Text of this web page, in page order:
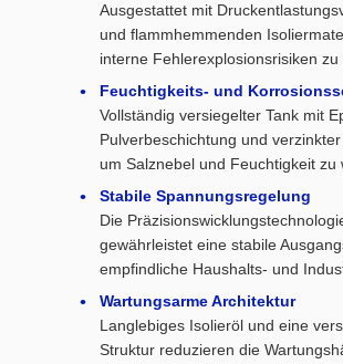
Ausgestattet mit
und flammhemmenden
interne Fehlerexplosionsrisiken
Feuchtigkeits- und
Vollständig versiegelter Tank mit
Pulverbeschichtung und
um Salznebel und Feuchtigkeit zu
Stabile Spannungsregelung
Die
gewährleistet eine stabile
empfindliche Haushalts- und
Wartungsarme Architektur
Langlebiges Isolieröl und eine
Struktur reduzieren die